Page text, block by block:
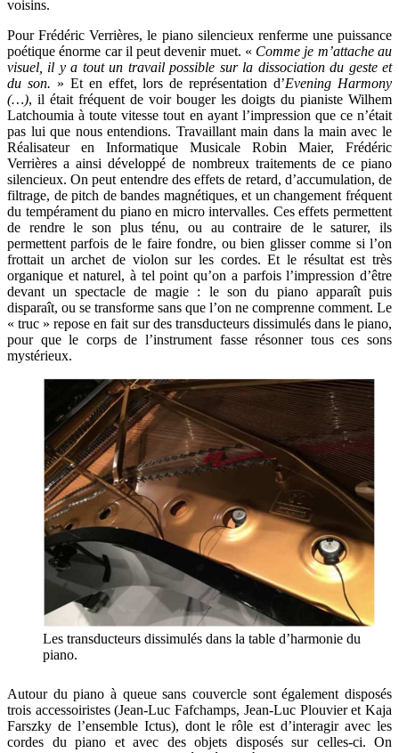
voisins.
Pour Frédéric Verrières, le piano silencieux renferme une puissance
poétique énorme car il peut devenir muet. « Comme je m’attache au
visuel, il y a tout un travail possible sur la dissociation du geste et
du son. » Et en effet, lors de représentation d’Evening Harmony
(…), il était fréquent de voir bouger les doigts du pianiste Wilhem
Latchoumia à toute vitesse tout en ayant l’impression que ce n’était
pas lui que nous entendions. Travaillant main dans la main avec le
Réalisateur en Informatique Musicale Robin Maier, Frédéric
Verrières a ainsi développé de nombreux traitements de ce piano
silencieux. On peut entendre des effets de retard, d’accumulation, de
filtrage, de pitch de bandes magnétiques, et un changement fréquent
du tempérament du piano en micro intervalles. Ces effets permettent
de rendre le son plus ténu, ou au contraire de le saturer, ils
permettent parfois de le faire fondre, ou bien glisser comme si l’on
frottait un archet de violon sur les cordes. Et le résultat est très
organique et naturel, à tel point qu’on a parfois l’impression d’être
devant un spectacle de magie : le son du piano apparaît puis
disparaît, ou se transforme sans que l’on ne comprenne comment. Le
« truc » repose en fait sur des transducteurs dissimulés dans le piano,
pour que le corps de l’instrument fasse résonner tous ces sons
mystérieux.
Les transducteurs dissimulés dans la table d’harmonie du
piano.
Autour du piano à queue sans couvercle sont également disposés
trois accessoiristes (Jean-Luc Fafchamps, Jean-Luc Plouvier et Kaja
Farszky de l’ensemble Ictus), dont le rôle est d’interagir avec les
cordes du piano et avec des objets disposés sur celles-ci. On